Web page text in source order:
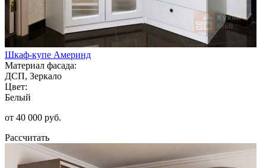
Шкаф-купе Америнд
Материал фасада:
ДСП, Зеркало
Цвет:
Белый
от 40 000 руб.
Рассчитать